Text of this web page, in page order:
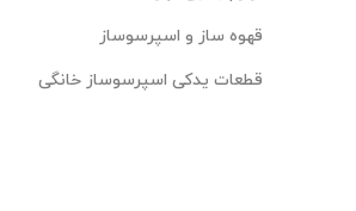
قهوه ساز و اسپرسوساز
قطعات یدکی اسپرسوساز خانگی